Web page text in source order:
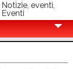
eventi,